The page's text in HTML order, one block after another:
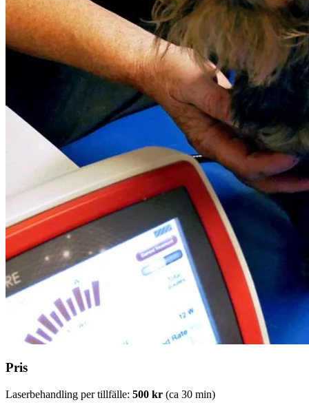
Pris
Laserbehandling per tillfälle: 500 kr (ca 30 min)